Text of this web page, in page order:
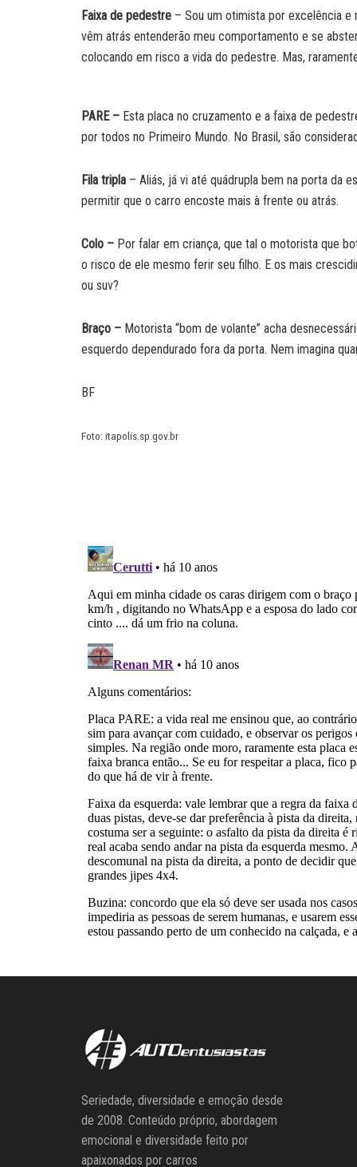
Faixa de pedestre – Sou um otimista por excelência
vêm atrás entenderão meu comportamento e se
colocando em risco a vida do pedestre. Mas,
PARE – Esta placa no cruzamento e a faixa de
por todos no Primeiro Mundo. No Brasil, são
Fila tripla – Aliás, já vi até quádrupla bem na porta da
permitir que o carro encoste mais à frente ou atrás.
Colo – Por falar em criança, que tal o motorista que
o risco de ele mesmo ferir seu filho. E os mais
ou suv?
Braço – Motorista “bom de volante” acha
esquerdo dependurado fora da porta. Nem imagina
BF
Foto: itapolis.sp.gov.br
Seriedade, diversidade e emoção desde
de 2008. Conteúdo próprio, abordagem
emocional e diversidade feito por
apaixonados por carros